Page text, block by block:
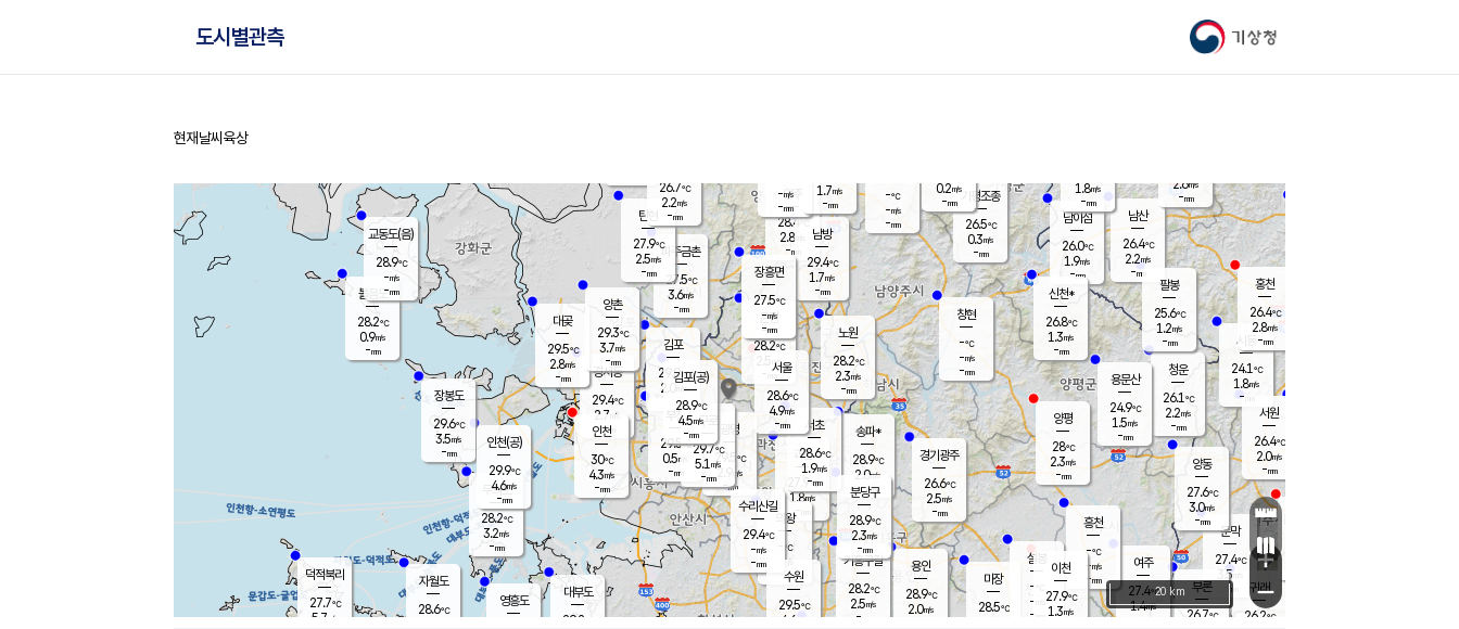
기상청
도시별관측
홈
현재날씨 육상
문막
27.4℃
3.5m/s
mm
남이섬
26.0℃
1.9m/s
-mm
무의도
28.2℃
3.2m/s
-mm
영흥도
볼음도
28.2℃
0.9m/s
-mm
자월도
28.6℃
양주
28.4℃
2.8
-mm
부론
26.7℃
과천
27.9℃
1.8m/s
- mm
남산
26.4℃
2.2m/s
-mm
장봉도
29.6℃
3.5m/s
-mm
청운
26.1℃
2.2m/s
-mm
팔봉
25.6℃
1.2m/s
-mm
용인
28.9℃
2.0m/s
여주
27.4℃
1.4m/s
양동
27.6℃
3.0m/s
-mm
경기광주
26.6℃
2.5m/s
-mm
1.8m/s
-mm
대부도
29.2
경서동
29.4℃
2.7 m/s
-mm
파주금촌
27.5℃
3.6m/s
-mm
가평조종
26.5℃
0.3m/s
-mm
-℃
-m/s
-mm
대곶
29.5℃
2.8m/s
-mm
신천*
26.8℃
1.3m/s
-mm
창현
-℃
-m/s
-mm
탄현
27.9℃
2.5m/s
-mm
0.2m/s
-mm
흥천
-℃
-m/s
-mm
마장
28.5℃
의왕
- ℃
m/s
mm
김포
29.0℃
2.0 m/s
mm
설봉
-
-m/s
- mm
광명
29.5 ℃
2.9 m/s
-mm
부천
29.5℃
0.5m/s
-mm
양촌
29.3℃
3.7m/s
-mm
구로
29.7℃
5.1 m/s
-mm
은평
28.2℃
2.5 m/s
- mm
노원
28.2℃
2.3m/s
-mm
송파*
28.9℃
2.0m/s
-mm
서초
28.6℃
1.9m/s
-mm
남방
29.4℃
1.7m/s
-mm
기흥구갈
28.2℃
2.5m/s
-
수리산길
29.4℃
-m/s
-mm
분당구
28.9℃
2.3m/s
-mm
장흥면
27.5℃
-m/s
-mm
-m/s
-mm
시동
24.1℃
1.8m/s
- mm
귀래
26.2℃
서원
26.4℃
2.0m/s
-mm
용문산
24.9℃
1.5m/s
-mm
덕적북리
27.7℃
5.7 m/s
인천(공)
29.9℃
4.6m/s
-mm
김포(공)
28.9℃
4.5m/s
-mm
교동도(음)
28.9℃
-m/s
-mm
홍천
26.4℃
2.8m/s
-mm
이천
27.9℃
1.3m/s
양평
28℃
2.3m/s
-mm
수원
29.5℃
4.6 m/s
인천
30℃
4.3m/s
-mm
서울
28.6℃
4.9m/s
-mm
2.6m/s
-mm
26.7℃
2.2m/s
-mm
1.7m/s
-mm
+
−
20 km